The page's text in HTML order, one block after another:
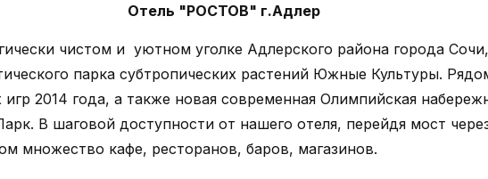
Отель "РОСТОВ" г.Адлер
чистом и уютном уголке Адлерского района города
парка субтропических растений Южные Культуры.
2014 года, а также новая современная Олимпийская
В шаговой доступности от нашего отеля, перейдя мост
множество кафе, ресторанов, баров, магазинов.